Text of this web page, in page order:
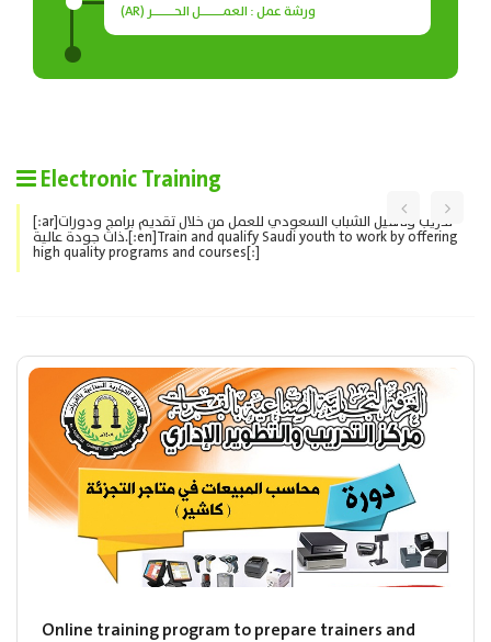
(AR) ورشة عمل : العمـــــل الحـــــر
Electronic Training
[:ar]تدريب وتأهيل الشباب السعودي للعمل من خلال تقديم برامج ودورات
ذات جودة عالية.[:en]Train and qualify Saudi youth to work by offering
high quality programs and courses[:]
Online training program to prepare trainers and